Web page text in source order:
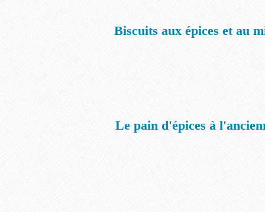
Biscuits aux épices et au
Le pain d'épices à